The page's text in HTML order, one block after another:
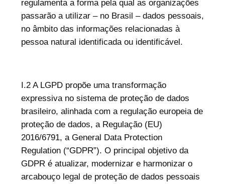
regulamenta a forma pela qual as organizações
passarão a utilizar – no Brasil – dados pessoais,
no âmbito das informações relacionadas à
pessoa natural identificada ou identificável.
I.2 A LGPD propõe uma transformação
expressiva no sistema de proteção de dados
brasileiro, alinhada com a regulação europeia de
proteção de dados, a Regulação (EU)
2016/6791, a General Data Protection
Regulation (“GDPR”). O principal objetivo da
GDPR é atualizar, modernizar e harmonizar o
arcabouço legal de proteção de dados pessoais